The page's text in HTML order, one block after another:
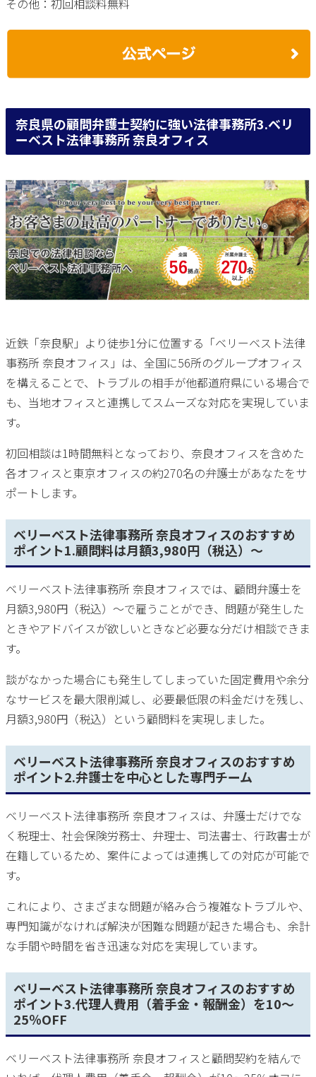
その他：初回相談料無料
奈良県の顧問弁護士契約に強い法律事務所3.ベリ
ーベスト法律事務所 奈良オフィス
近鉄「奈良駅」より徒歩1分に位置する「ベリーベスト法律
事務所 奈良オフィス」は、全国に56所のグループオフィス
を構えることで、トラブルの相手が他都道府県にいる場合で
も、当地オフィスと連携してスムーズな対応を実現していま
す。
初回相談は1時間無料となっており、奈良オフィスを含めた
各オフィスと東京オフィスの約270名の弁護士があなたをサ
ポートします。
ベリーベスト法律事務所 奈良オフィスのおすすめ
ポイント1.顧問料は月額3,980円（税込）～
ベリーベスト法律事務所 奈良オフィスでは、顧問弁護士を
月額3,980円（税込）～で雇うことができ、問題が発生した
ときやアドバイスが欲しいときなど必要な分だけ相談できま
す。
談がなかった場合にも発生してしまっていた固定費用や余分
なサービスを最大限削減し、必要最低限の料金だけを残し、
月額3,980円（税込）という顧問料を実現しました。
ベリーベスト法律事務所 奈良オフィスのおすすめ
ポイント2.弁護士を中心とした専門チーム
ベリーベスト法律事務所 奈良オフィスは、弁護士だけでな
く税理士、社会保険労務士、弁理士、司法書士、行政書士が
在籍しているため、案件によっては連携しての対応が可能で
す。
これにより、さまざまな問題が絡み合う複雑なトラブルや、
専門知識がなければ解決が困難な問題が起きた場合も、余計
な手間や時間を省き迅速な対応を実現しています。
ベリーベスト法律事務所 奈良オフィスのおすすめ
ポイント3.代理人費用（着手金・報酬金）を10～
25％OFF
ベリーベスト法律事務所 奈良オフィスと顧問契約を結んで